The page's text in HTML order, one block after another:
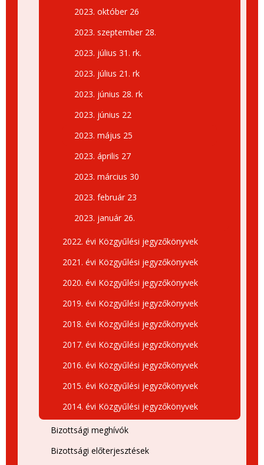
2023. október 26
2023. szeptember 28.
2023. július 31. rk.
2023. július 21. rk
2023. június 28. rk
2023. június 22
2023. május 25
2023. április 27
2023. március 30
2023. február 23
2023. január 26.
2022. évi Közgyűlési jegyzőkönyvek
2021. évi Közgyűlési jegyzőkönyvek
2020. évi Közgyűlési jegyzőkönyvek
2019. évi Közgyűlési jegyzőkönyvek
2018. évi Közgyűlési jegyzőkönyvek
2017. évi Közgyűlési jegyzőkönyvek
2016. évi Közgyűlési jegyzőkönyvek
2015. évi Közgyűlési jegyzőkönyvek
2014. évi Közgyűlési jegyzőkönyvek
Bizottsági meghívók
Bizottsági előterjesztések